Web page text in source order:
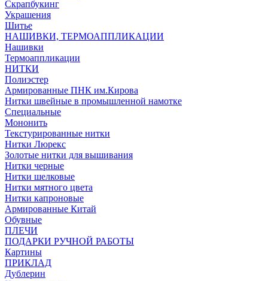
Скрапбукинг
Украшения
Шитье
НАШИВКИ, ТЕРМОАППЛИКАЦИИ
Нашивки
Термоаппликации
НИТКИ
Полиэстер
Армированные ПНК им.Кирова
Нитки швейные в промышленной намотке
Специальные
Мононить
Текстурированные нитки
Нитки Люрекс
Золотые нитки для вышивания
Нитки черные
Нитки шелковые
Нитки мятного цвета
Нитки капроновые
Армированные Китай
Обувные
ПЛЕЧИ
ПОДАРКИ РУЧНОЙ РАБОТЫ
Картины
ПРИКЛАД
Дублерин